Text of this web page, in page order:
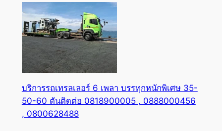
บริการรถเทรลเลอร์ 6 เพลา บรรทุกหนักพิเศษ 35-
50-60 ตันติดต่อ 0818900005 , 0888000456
, 0800628488